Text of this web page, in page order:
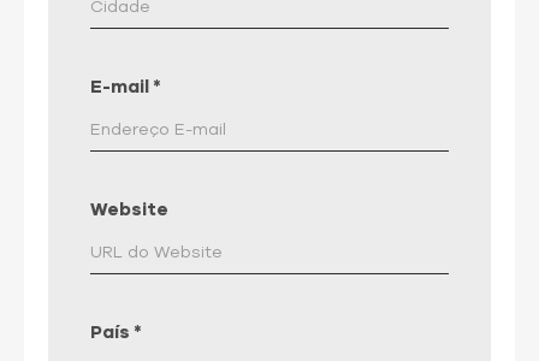
E-mail *
Website
País *